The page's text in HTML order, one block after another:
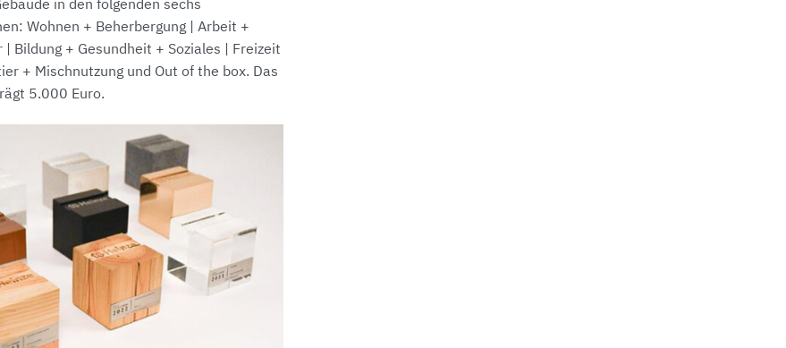
in den folgenden sechs
Wohnen + Beherbergung | Arbeit +
Bildung + Gesundheit + Soziales | Freizeit
+ Mischnutzung und Out of the box. Das
5.000 Euro.